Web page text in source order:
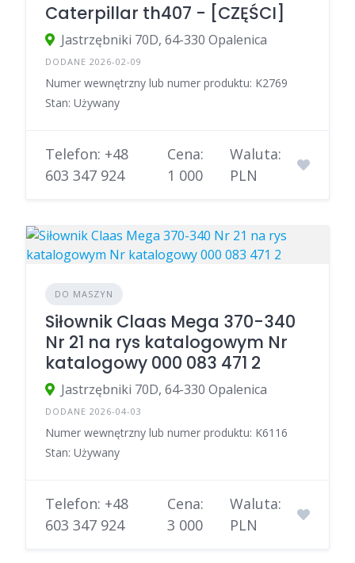
Caterpillar th407 - [CZĘŚCI]
Jastrzębniki 70D, 64-330 Opalenica
DODANE 2026-02-09
Numer wewnętrzny lub numer produktu: K2769
Stan: Używany
Telefon: +48
603 347 924
Cena:
1 000
Waluta:
PLN
DO MASZYN
Siłownik Claas Mega 370-340
Nr 21 na rys katalogowym Nr
katalogowy 000 083 471 2
Jastrzębniki 70D, 64-330 Opalenica
DODANE 2026-04-03
Numer wewnętrzny lub numer produktu: K6116
Stan: Używany
Telefon: +48
603 347 924
Cena:
3 000
Waluta:
PLN